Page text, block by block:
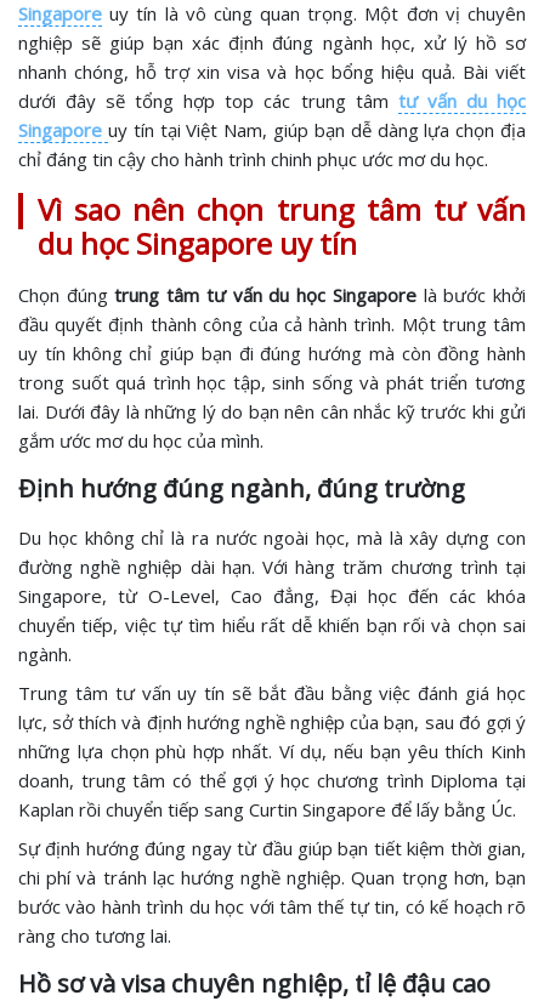
Singapore uy tín là vô cùng quan trọng. Một đơn vị chuyên
nghiệp sẽ giúp bạn xác định đúng ngành học, xử lý hồ sơ
nhanh chóng, hỗ trợ xin visa và học bổng hiệu quả. Bài viết
dưới đây sẽ tổng hợp top các trung tâm tư vấn du học
Singapore uy tín tại Việt Nam, giúp bạn dễ dàng lựa chọn địa
chỉ đáng tin cậy cho hành trình chinh phục ước mơ du học.
Vì sao nên chọn trung tâm tư vấn
du học Singapore uy tín
Chọn đúngtrung tâm tư vấn du học Singapore là bước khởi
đầu quyết định thành công của cả hành trình. Một trung tâm
uy tín không chỉ giúp bạn đi đúng hướng mà còn đồng hành
trong suốt quá trình học tập, sinh sống và phát triển tương
lai. Dưới đây là những lý do bạn nên cân nhắc kỹ trước khi gửi
gắm ước mơ du học của mình.
Định hướng đúng ngành, đúng trường
Du học không chỉ là ra nước ngoài học, mà là xây dựng con
đường nghề nghiệp dài hạn. Với hàng trăm chương trình tại
Singapore, từ O-Level, Cao đẳng, Đại học đến các khóa
chuyển tiếp, việc tự tìm hiểu rất dễ khiến bạn rối và chọn sai
ngành.
Trung tâm tư vấn uy tín sẽ bắt đầu bằng việc đánh giá học
lực, sở thích và định hướng nghề nghiệp của bạn, sau đó gợi ý
những lựa chọn phù hợp nhất. Ví dụ, nếu bạn yêu thích Kinh
doanh, trung tâm có thể gợi ý học chương trình Diploma tại
Kaplan rồi chuyển tiếp sang Curtin Singapore để lấy bằng Úc.
Sự định hướng đúng ngay từ đầu giúp bạn tiết kiệm thời gian,
chi phí và tránh lạc hướng nghề nghiệp. Quan trọng hơn, bạn
bước vào hành trình du học với tâm thế tự tin, có kế hoạch rõ
ràng cho tương lai.
Hồ sơ và visa chuyên nghiệp, tỉ lệ đậu cao